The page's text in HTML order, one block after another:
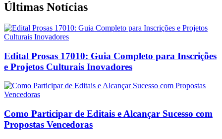
Últimas Notícias
Edital Prosas 17010: Guia Completo para Inscrições
e Projetos Culturais Inovadores
Como Participar de Editais e Alcançar Sucesso com
Propostas Vencedoras